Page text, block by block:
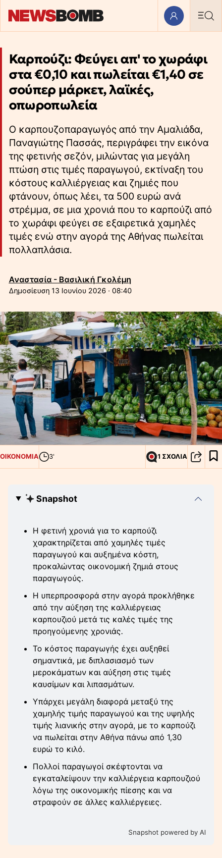
Καρπούζι: Φεύγει απ' το χωράφι
στα €0,10 και πωλείται €1,40 σε
σούπερ μάρκετ, λαϊκές,
οπωροπωλεία
Ο καρπουζοπαραγωγός από την Αμαλιάδα,
Παναγιώτης Πασσάς, περιγράφει την εικόνα
της φετινής σεζόν, μιλώντας για μεγάλη
πτώση στις τιμές παραγωγού, εκτίναξη του
κόστους καλλιέργειας και ζημιές που
φτάνουν, όπως λέει, τα 500 ευρώ ανά
στρέμμα, σε μια χρονιά που το καρπούζι από
το χωράφι φεύγει σε εξαιρετικά χαμηλές
τιμές ενώ στην αγορά της Αθήνας πωλείται
πολλαπλάσια.
Αναστασία - Βασιλική Γκολέμη
13 Ιουνίου 2026 · 08:40
ΟΙΚΟΝΟΜΙΑ 3' 1 ΣΧΟΛΙΑ
Snapshot
Η φετινή χρονιά για το καρπούζι
χαρακτηρίζεται από χαμηλές τιμές
παραγωγού και αυξημένα κόστη,
προκαλώντας οικονομική ζημιά στους
παραγωγούς.
Η υπερπροσφορά στην αγορά προκλήθηκε
από την αύξηση της καλλιέργειας
καρπουζιού μετά τις καλές τιμές της
προηγούμενης χρονιάς.
Το κόστος παραγωγής έχει αυξηθεί
σημαντικά, με διπλασιασμό των
μεροκάματων και αύξηση στις τιμές
καυσίμων και λιπασμάτων.
Υπάρχει μεγάλη διαφορά μεταξύ της
χαμηλής τιμής παραγωγού και της υψηλής
τιμής λιανικής στην αγορά, με το καρπούζι
να πωλείται στην Αθήνα πάνω από 1,30
ευρώ το κιλό.
Πολλοί παραγωγοί σκέφτονται να
εγκαταλείψουν την καλλιέργεια καρπουζιού
λόγω της οικονομικής πίεσης και να
στραφούν σε άλλες καλλιέργειες.
Snapshot powered by AI